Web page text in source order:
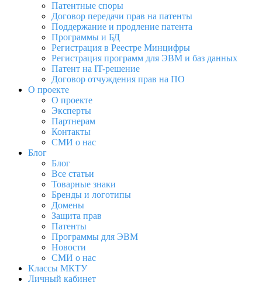
Патентные споры
Договор передачи прав на патенты
Поддержание и продление патента
Программы и БД
Регистрация в Реестре Минцифры
Регистрация программ для ЭВМ и баз данных
Патент на IT-решение
Договор отчуждения прав на ПО
О проекте
О проекте
Эксперты
Партнерам
Контакты
СМИ о нас
Блог
Блог
Все статьи
Товарные знаки
Бренды и логотипы
Домены
Защита прав
Патенты
Программы для ЭВМ
Новости
СМИ о нас
Классы МКТУ
Личный кабинет